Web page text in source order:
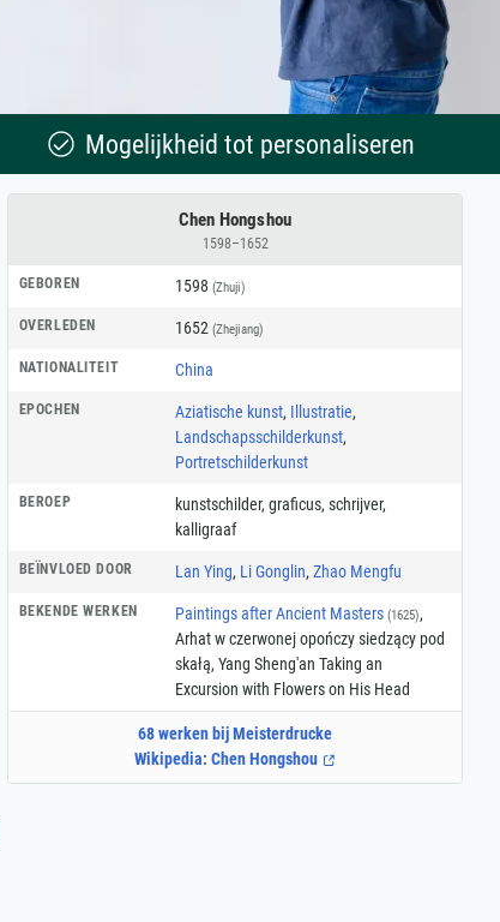
Mogelijkheid tot personaliseren
Chen Hongshou
1598–1652
GEBOREN 1598 (Zhuji)
OVERLEDEN 1652 (Zhejiang)
NATIONALITEIT China
EPOCHEN Aziatische kunst, Illustratie,
Landschapsschilderkunst,
Portretschilderkunst
BEROEP kunstschilder, graficus, schrijver,
kalligraaf
BEÏNVLOED DOOR Lan Ying, Li Gonglin, Zhao Mengfu
BEKENDE WERKEN Paintings after Ancient Masters (1625),
Arhat w czerwonej opończy siedzący pod
skałą, Yang Sheng'an Taking an
Excursion with Flowers on His Head
68 werken bij Meisterdrucke
Wikipedia: Chen Hongshou